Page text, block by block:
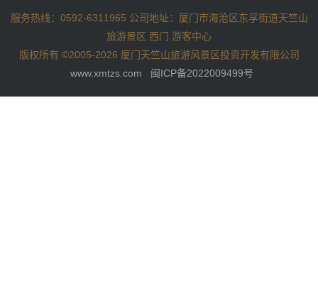
服务热线：0592-6311965 公司地址：厦门市海沧区东孚街道天竺山
旅游景区 西门 游客中心
版权所有 ©2005-2026 厦门天竺山旅游风景区投资开发有限公司
www.xmtzs.com
闽ICP备2022009499号